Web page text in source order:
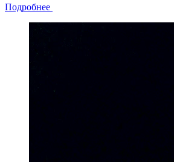
Подробнее